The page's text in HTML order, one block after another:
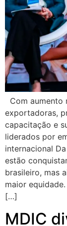
Com aumento
exportadoras,
capacitação e
liderados por
internacional
estão
brasileiro, mas
maior
[…]
MDIC